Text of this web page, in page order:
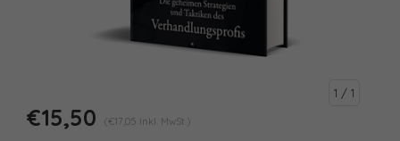
1 / 1
€15,50 (€17,05 Inkl. MwSt.)